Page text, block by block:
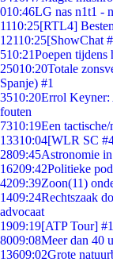
010:46LG nas n1t1 -
1110:25[RTL4]
12110:25[ShowChat
510:21Poepen tijdens
25010:20Totale
Spanje) #1
3510:20Errol Keyner:
fouten
7310:19Een
13310:04[WLR SC
2809:45Astronomie
16209:42Politieke
4209:39Zoon(11)
1409:24Rechtszaak
advocaat
1909:19[ATP Tour]
8009:08Meer dan 40
13609:02Grote